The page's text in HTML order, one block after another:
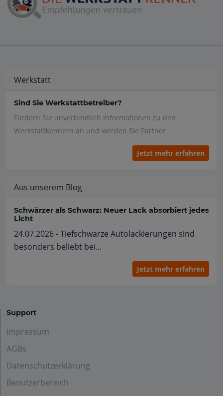
Werkstatt
Sind Sie Werkstattbetreiber?
Fordern Sie unverbindlich Informationen zu den
Werkstattkennern an und werden Sie Partner
Jetzt mehr erfahren
Aus unserem Blog
Schwärzer als Schwarz: Neuer Lack absorbiert jedes
Licht
24.07.2026 - Tiefschwarze Autolackierungen sind
besonders beliebt bei...
Jetzt mehr erfahren
Support
Impressum
AGBs
Datenschutzerklärung
Benutzerbereich